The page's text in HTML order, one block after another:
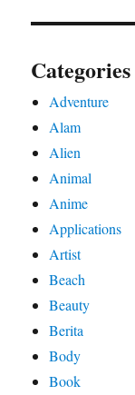
Categories
Adventure
Alam
Alien
Animal
Anime
Applications
Artist
Beach
Beauty
Berita
Body
Book